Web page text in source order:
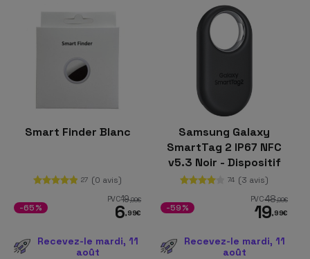
Smart Finder Blanc
27 (0 avis)
PVC19,99€
6,99€
-65%
Recevez-le mardi, 11
août
Samsung Galaxy
SmartTag 2 IP67 NFC
v5.3 Noir - Dispositif
de localisation
74 (3 avis)
PVC48,99€
19,99€
-59%
Recevez-le mardi, 11
août